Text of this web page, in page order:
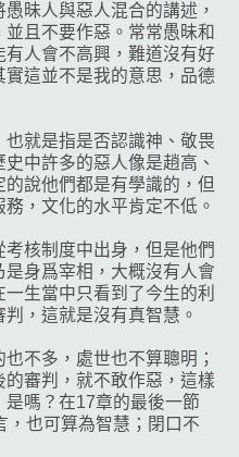
昧人與惡人混合的講述，
且不要作惡。常常愚昧和
人會不高興，難道沒有好
這並不是我的意思，品德
就是指是否認識神、敬畏
中許多的惡人像是趙高、
說他們都是有學識的，但
，文化的水平肯定不低。
核制度中出身，但是他們
身爲宰相，大概沒有人會
生當中只看到了今生的利
，這就是沒有真智慧。
不多，處世也不算聰明；
審判，就不敢作惡，這樣
嗎？在17章的最後一節
，也可算為智慧；閉口不